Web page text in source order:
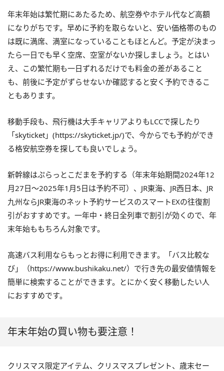
年末年始は繁忙期にあたるため、航空券やホテル代など高額
になりがちです。早めに予約を取らないと、安い価格帯のもの
は既に満席、満室になっていることもほとんど。予定が決まっ
たら一日でも早く空席、空室がないか探しましょう。とはい
え、この繁忙期も一日ずれるだけでも料金の差があること
も、前後に予定がずらせないか確認すると安く予約できるこ
ともあります。
移動手段も、飛行機は大手キャリアよりもLCCで探したり
「skyticket」(https://skyticket.jp/)で、今からでも予約ができ
る格安航空券を探しても良いでしょう。
新幹線はぷらっとこだまを予約する（年末年始期間2024年12
月27日～2025年1月5日は予約不可）、JR東海、JR西日本、JR
九州ならJR東海のネット予約サービスのスマートEXの往復割
引がおすすめです。一年中・終日全列車で割引が効くので、年
末年始ももちろん対象です。
高速バス利用ならもっとお得に利用できます。「バス比較な
び」（https://www.bushikaku.net/）で行き先の最安値情報を
簡単に検索することができます。とにかく安く移動したい人
におすすめです。
年末年始の買い物も要注意！
クリスマス限定アイテム、クリスマスプレゼント、歳末セー